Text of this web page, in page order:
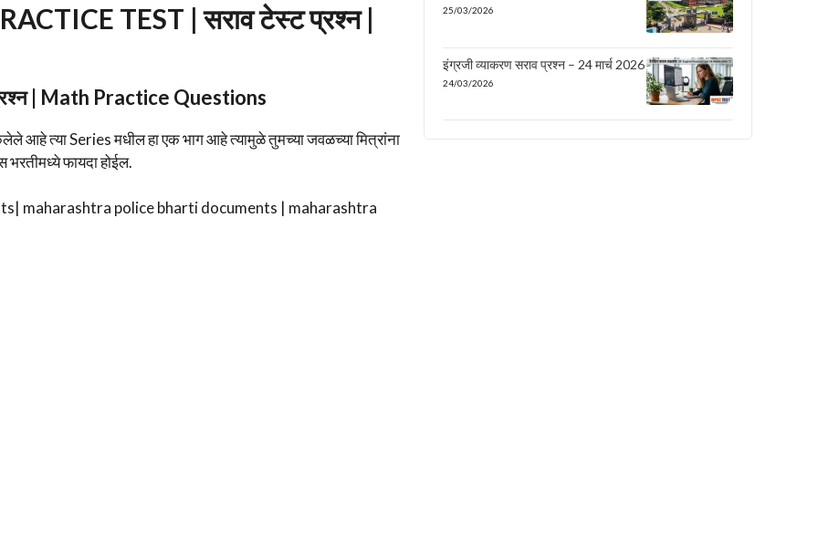
TEST | सराव टेस्ट प्रश्न |
| Math Practice Questions
आहे त्या Series मधील हा एक भाग आहे त्यामुळे तुमच्या जवळच्या मित्रांना
भरतीमध्ये फायदा होईल.
maharashtra police bharti documents | maharashtra
25/03/2026
इंग्रजी व्याकरण सराव प्रश्न – 24 मार्च 2026
24/03/2026